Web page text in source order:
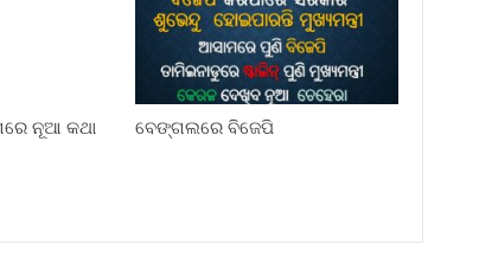
ନୂଆ କଥା
ବେଙ୍ଗଲରେ ବିଜେପି